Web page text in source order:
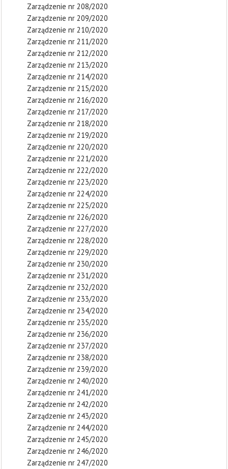
Zarządzenie nr 208/2020
Zarządzenie nr 209/2020
Zarządzenie nr 210/2020
Zarządzenie nr 211/2020
Zarządzenie nr 212/2020
Zarządzenie nr 213/2020
Zarządzenie nr 214/2020
Zarządzenie nr 215/2020
Zarządzenie nr 216/2020
Zarządzenie nr 217/2020
Zarządzenie nr 218/2020
Zarządzenie nr 219/2020
Zarządzenie nr 220/2020
Zarządzenie nr 221/2020
Zarządzenie nr 222/2020
Zarządzenie nr 223/2020
Zarządzenie nr 224/2020
Zarządzenie nr 225/2020
Zarządzenie nr 226/2020
Zarządzenie nr 227/2020
Zarządzenie nr 228/2020
Zarządzenie nr 229/2020
Zarządzenie nr 230/2020
Zarządzenie nr 231/2020
Zarządzenie nr 232/2020
Zarządzenie nr 233/2020
Zarządzenie nr 234/2020
Zarządzenie nr 235/2020
Zarządzenie nr 236/2020
Zarządzenie nr 237/2020
Zarządzenie nr 238/2020
Zarządzenie nr 239/2020
Zarządzenie nr 240/2020
Zarządzenie nr 241/2020
Zarządzenie nr 242/2020
Zarządzenie nr 243/2020
Zarządzenie nr 244/2020
Zarządzenie nr 245/2020
Zarządzenie nr 246/2020
Zarządzenie nr 247/2020